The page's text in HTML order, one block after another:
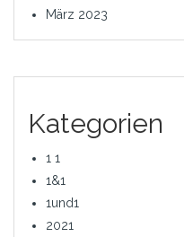
März 2023
Kategorien
1 1
1&1
1und1
2021